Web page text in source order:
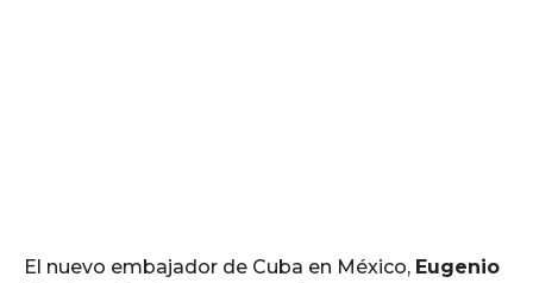
El nuevo embajador de Cuba en México, Eugenio